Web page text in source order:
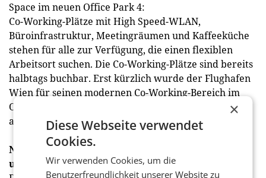
Space im neuen Office Park 4:
Co-Working-Plätze mit High Speed-WLAN,
Büroinfrastruktur, Meetingräumen und Kaffeeküche
stehen für alle zur Verfügung, die einen flexiblen
Arbeitsort suchen. Die Co-Working-Plätze sind bereits
halbtags buchbar. Erst kürzlich wurde der Flughafen
Wien für seinen modernen Co-Working-Bereich im
Office Park 4 mit dem „Office of the Year Award“
ausgezeichnet.
Näher im Wiener Stadtzentrum als andere Event-
und Büro-Locations
×
Diese Webseite verwendet
Cookies.
Wir verwenden Cookies, um die
Benutzerfreundlichkeit unserer Website zu